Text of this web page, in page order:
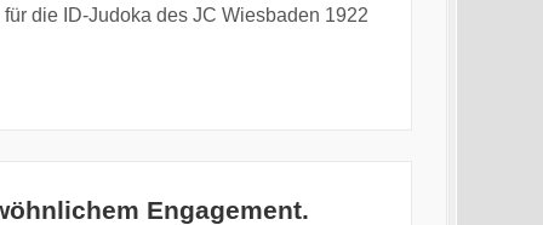
die ID-Judoka des JC Wiesbaden 1922
Engagement.